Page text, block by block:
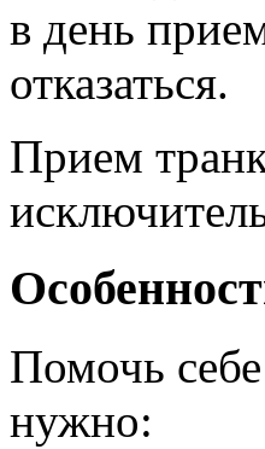
в день
отказаться.
Прием
Помочь
нужно: